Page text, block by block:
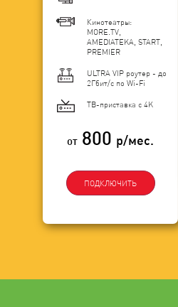
Кинотеатры:
MORE.TV,
AMEDIATEKA, START,
PREMIER
ULTRA VIP роутер - до
2Гбит/c по Wi-Fi
ТВ-приставка с 4K
от 800 р/мес.
ПОДКЛЮЧИТЬ